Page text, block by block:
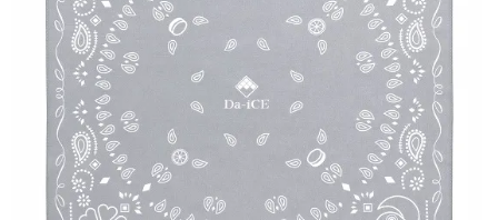
バッグ・ポーチ
キーホルダー・チャーム
アクリルスタンド・アクセサリー・帽子
缶バッジ・ステッカー
生活雑貨・菓子・ゲーム